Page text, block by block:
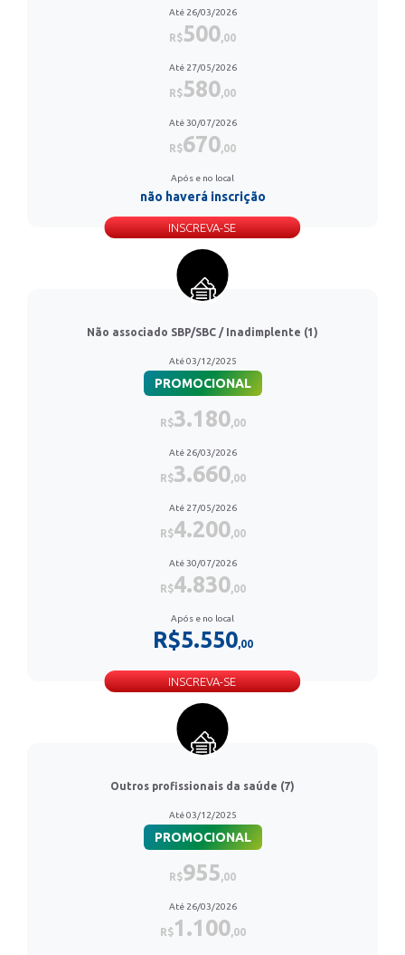
Até 26/03/2026
R$500,00
Até 27/05/2026
R$580,00
Até 30/07/2026
R$670,00
Após e no local
não haverá inscrição
INSCREVA-SE
Não associado SBP/SBC / Inadimplente (1)
Até 03/12/2025
PROMOCIONAL
R$3.180,00
Até 26/03/2026
R$3.660,00
Até 27/05/2026
R$4.200,00
Até 30/07/2026
R$4.830,00
Após e no local
R$5.550,00
INSCREVA-SE
Outros profissionais da saúde (7)
Até 03/12/2025
PROMOCIONAL
R$955,00
Até 26/03/2026
R$1.100,00